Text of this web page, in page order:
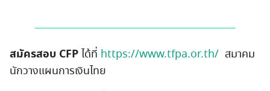
สมัครสอบ CFP ได้ที่ https://www.tfpa.or.th/ สมาคม
นักวางแผนการเงินไทย